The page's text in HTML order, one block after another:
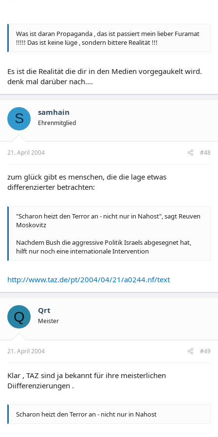
Was ist daran Propaganda , das ist passiert mein lieber Furamat
!!!!! Das ist keine lüge , sondern bittere Realität !!!
Es ist die Realität die dir in den Medien vorgegaukelt wird.
denk mal darüber nach....
S samhain
Ehrenmitglied
21. April 2004 #48
zum glück gibt es menschen, die die lage etwas
differenzierter betrachten:
"Scharon heizt den Terror an - nicht nur in Nahost", sagt Reuven
Moskovitz
Nachdem Bush die aggressive Politik Israels abgesegnet hat,
hilft nur noch eine internationale Intervention
http://www.taz.de/pt/2004/04/21/a0244.nf/text
Q Qrt
Meister
21. April 2004 #49
Klar , TAZ sind ja bekannt für ihre meisterlichen
Diifferenzierungen .
Scharon heizt den Terror an - nicht nur in Nahost